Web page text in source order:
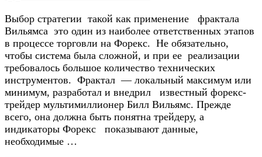
Выбор стратегии такой как применение фрактала
Вильямса это один из наиболее ответственных этапов
в процессе торговли на Форекс. Не обязательно,
чтобы система была сложной, и при ее реализации
требовалось большое количество технических
инструментов. Фрактал — локальный максимум или
минимум, разработал и внедрил известный форекс-
трейдер мультимиллионер Билл Вильямс. Прежде
всего, она должна быть понятна трейдеру, а
индикаторы Форекс показывают данные,
необходимые …